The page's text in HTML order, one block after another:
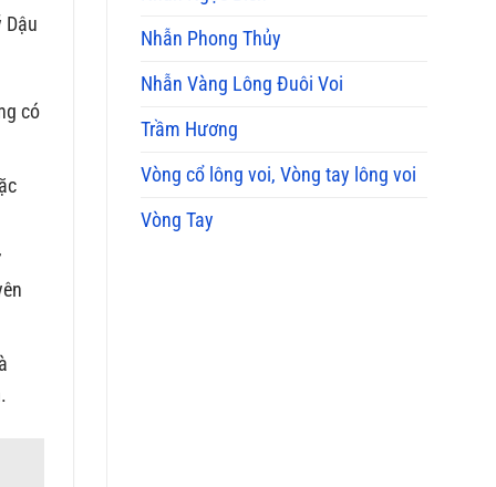
Dậu
có
Nhẫn Phong Thủy
Nhẫn Vàng Lông Đuôi Voi
Trầm Hương
Vòng cổ lông voi, Vòng tay lông voi
Vòng Tay